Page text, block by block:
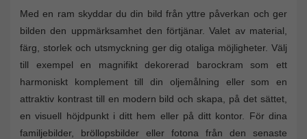
Med en ram skyddar du din bild från yttre påverkan och ger
bilden den uppmärksamhet den förtjänar. Valet av material,
färg, storlek och utsmyckning ger dig otaliga möjligheter. Välj
till exempel en magnifikt dekorerad barockram som ett
harmoniskt komplement till din oljemålning eller som en
attraktiv kontrast till en modern bild och skapa, på det sättet,
en visuell höjdpunkt i ditt hem eller på ditt kontor. För dina
familjebilder, bröllopsbilder eller fotona från den senaste